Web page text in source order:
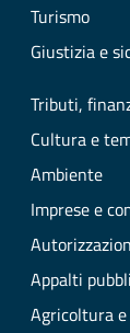
Turismo
Giustizia e
Tributi,
Cultura e
Ambiente
Imprese e
Appalti
Agricoltura e